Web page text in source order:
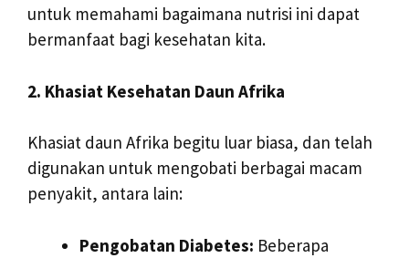
untuk memahami bagaimana nutrisi ini dapat
bermanfaat bagi kesehatan kita.
2. Khasiat Kesehatan Daun Afrika
Khasiat daun Afrika begitu luar biasa, dan telah
digunakan untuk mengobati berbagai macam
penyakit, antara lain:
Pengobatan Diabetes: Beberapa